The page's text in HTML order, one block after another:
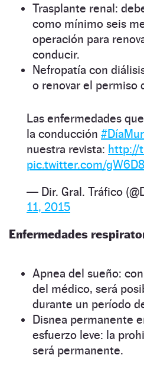
Trasplante renal:
como mínimo seis
operación para
conducir.
Nefropatía con
o renovar el permiso
Las enfermedades
la conducción
nuestra revista: http://
pic.twitter.com/
— Dir. Gral. Tráfico
11, 2015
Enfermedades
Apnea del sueño:
del médico, será
durante un período
Disnea permanente
esfuerzo leve: la
será permanente.